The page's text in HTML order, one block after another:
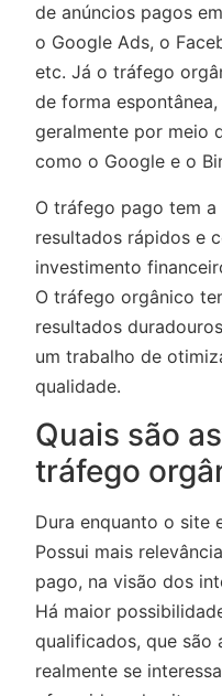
de anúncios pagos
o Google Ads, o
etc. Já o tráfego
de forma
geralmente por meio
como o Google e o
O tráfego pago tem
resultados rápidos e
investimento
O tráfego orgânico
resultados
um trabalho de
qualidade.
Quais são
tráfego
Dura enquanto o site
Possui mais
pago, na visão dos
Há maior
qualificados, que são
realmente se